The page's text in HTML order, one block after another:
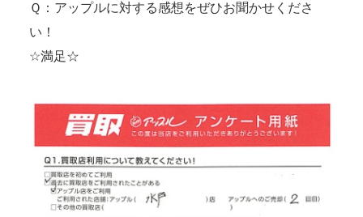
Ｑ：アップルに対する感想をぜひお聞かせくださ
い！
☆満足☆